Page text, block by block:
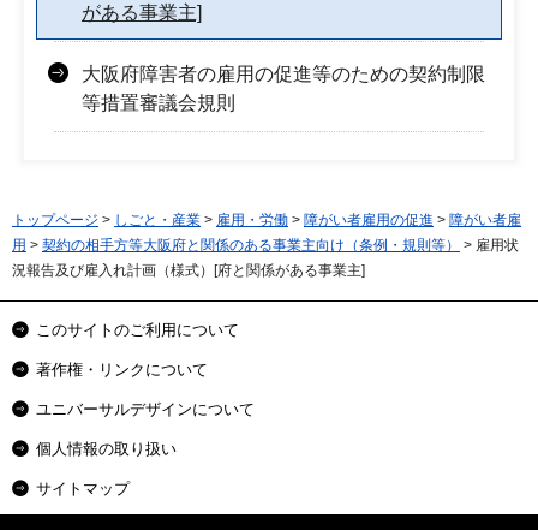
がある事業主]
大阪府障害者の雇用の促進等のための契約制限
等措置審議会規則
トップページ > しごと・産業 > 雇用・労働 > 障がい者雇用の促進 > 障がい者雇
用 > 契約の相手方等大阪府と関係のある事業主向け（条例・規則等）
> 雇用状
況報告及び雇入れ計画（様式）[府と関係がある事業主]
このサイトのご利用について
著作権・リンクについて
ユニバーサルデザインについて
個人情報の取り扱い
サイトマップ